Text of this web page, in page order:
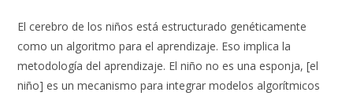
El cerebro de los niños está estructurado genéticamente
como un algoritmo para el aprendizaje. Eso implica la
metodología del aprendizaje. El niño no es una esponja, [el
niño] es un mecanismo para integrar modelos algorítmicos